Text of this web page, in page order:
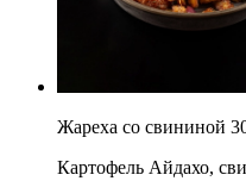
Жареха со свининой
Картофель Айдахо,